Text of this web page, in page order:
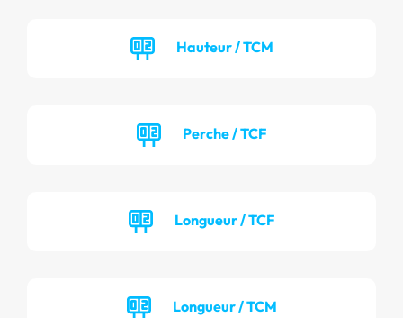
Hauteur / TCM
Perche / TCF
Longueur / TCF
Longueur / TCM